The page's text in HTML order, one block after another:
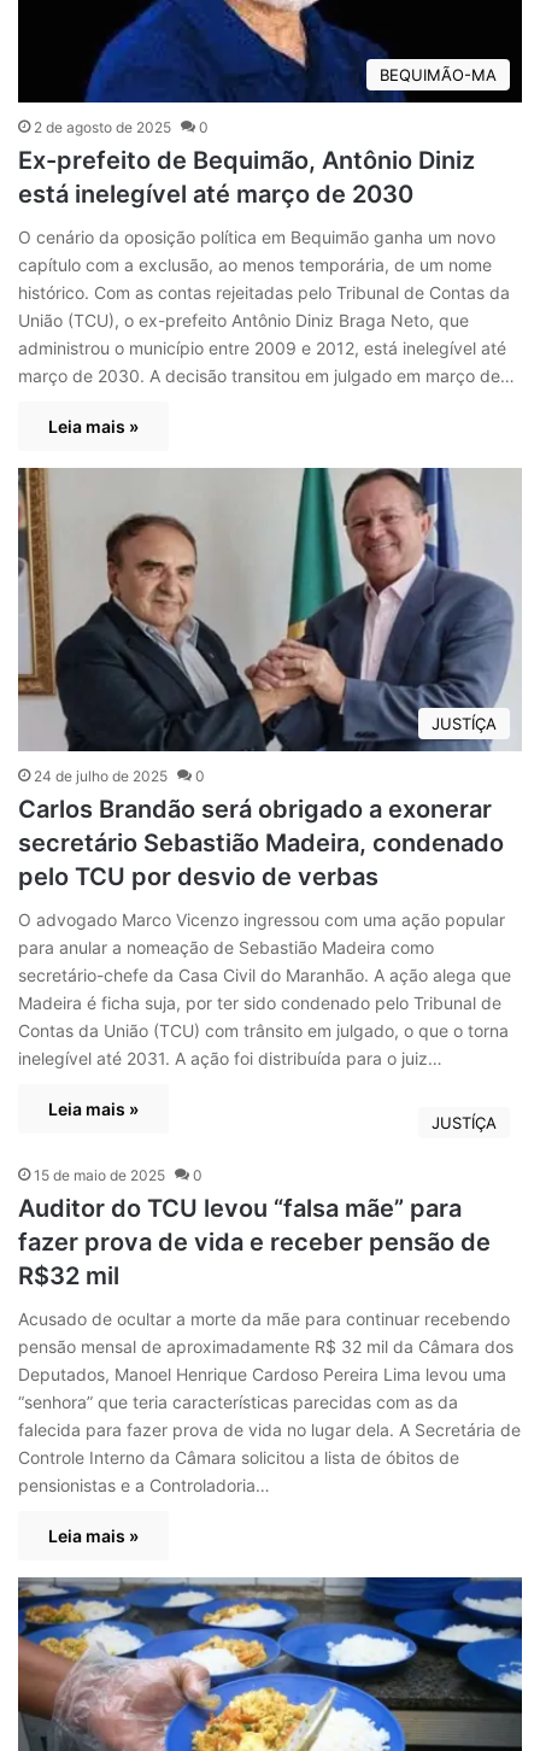
BEQUIMÃO-MA
2 de agosto de 2025 0
Ex-prefeito de Bequimão, Antônio Diniz
está inelegível até março de 2030
O cenário da oposição política em Bequimão ganha um novo
capítulo com a exclusão, ao menos temporária, de um nome
histórico. Com as contas rejeitadas pelo Tribunal de Contas da
União (TCU), o ex-prefeito Antônio Diniz Braga Neto, que
administrou o município entre 2009 e 2012, está inelegível até
março de 2030. A decisão transitou em julgado em março de…
Leia mais »
JUSTÍÇA
24 de julho de 2025 0
Carlos Brandão será obrigado a exonerar
secretário Sebastião Madeira, condenado
pelo TCU por desvio de verbas
O advogado Marco Vicenzo ingressou com uma ação popular
para anular a nomeação de Sebastião Madeira como
secretário-chefe da Casa Civil do Maranhão. A ação alega que
Madeira é ficha suja, por ter sido condenado pelo Tribunal de
Contas da União (TCU) com trânsito em julgado, o que o torna
inelegível até 2031. A ação foi distribuída para o juiz…
Leia mais »
JUSTÍÇA
15 de maio de 2025 0
Auditor do TCU levou “falsa mãe” para
fazer prova de vida e receber pensão de
R$32 mil
Acusado de ocultar a morte da mãe para continuar recebendo
pensão mensal de aproximadamente R$ 32 mil da Câmara dos
Deputados, Manoel Henrique Cardoso Pereira Lima levou uma
“senhora” que teria características parecidas com as da
falecida para fazer prova de vida no lugar dela. A Secretária de
Controle Interno da Câmara solicitou a lista de óbitos de
pensionistas e a Controladoria…
Leia mais »